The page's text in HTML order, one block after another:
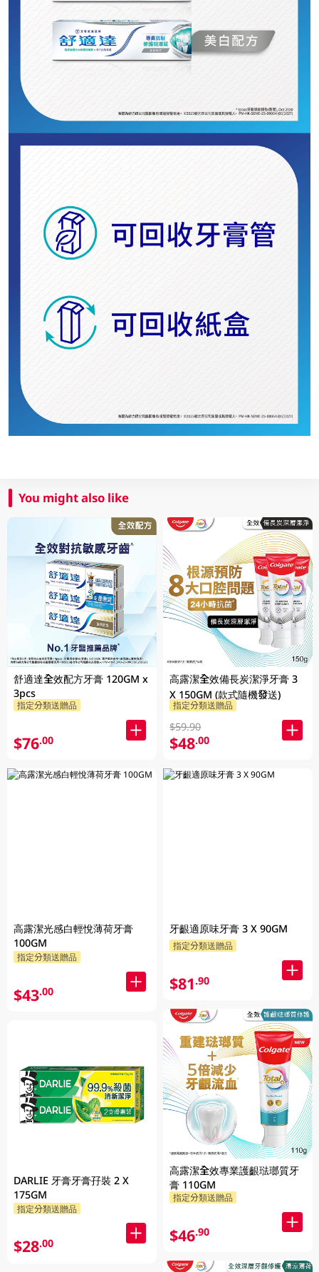
You might also like
舒適達全效配方牙膏 120GM x
3pcs
指定分類送贈品
$76.00
高露潔光感白輕悅薄荷牙膏
100GM
指定分類送贈品
$43.00
DARLIE 牙膏牙膏孖裝 2 X
175GM
指定分類送贈品
$28.00
高露潔全效備長炭潔淨牙膏 3
X 150GM (款式隨機發送)
指定分類送贈品
$59.90
$48.00
牙齦適原味牙膏 3 X 90GM
指定分類送贈品
$81.90
高露潔全效專業護齦琺瑯質牙
膏 110GM
指定分類送贈品
$46.90